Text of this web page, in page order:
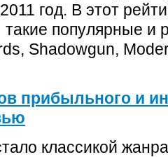
год. В этот
популярные и
Shadowgun,
прибыльного и
классикой